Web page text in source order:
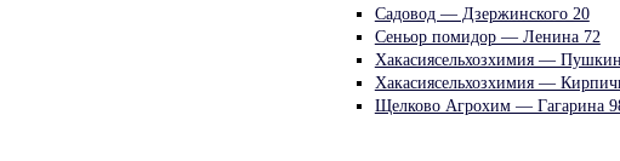
Садовод — Дзержинского 20
Сеньор помидор — Ленина 72
Хакасиясельхозхимия —
Хакасиясельхозхимия —
Щелково Агрохим — Гагарина